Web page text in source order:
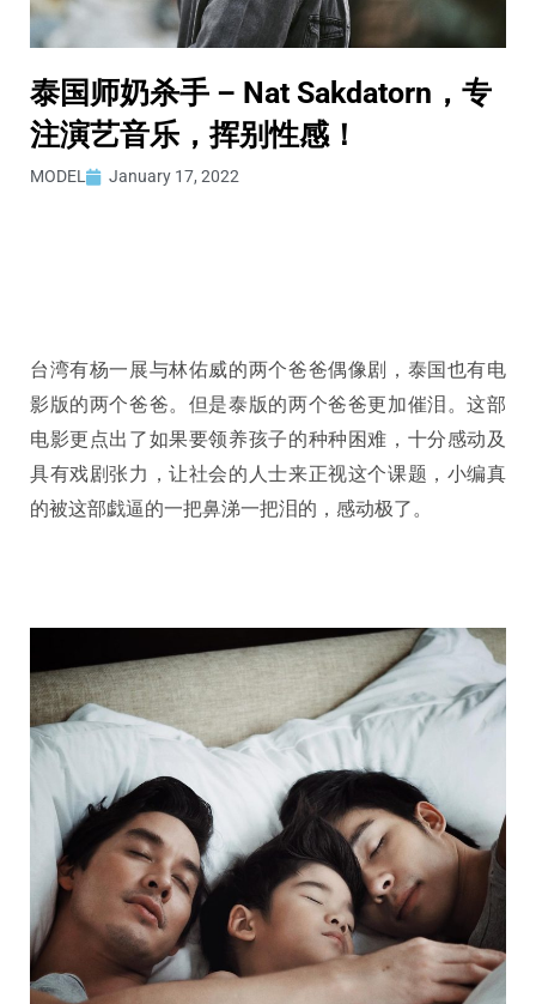
泰国师奶杀手 – Nat Sakdatorn，专
注演艺音乐，挥别性感！
MODEL January 17, 2022
台湾有杨一展与林佑威的两个爸爸偶像剧，泰国也有电
影版的两个爸爸。但是泰版的两个爸爸更加催泪。这部
电影更点出了如果要领养孩子的种种困难，十分感动及
具有戏剧张力，让社会的人士来正视这个课题，小编真
的被这部戯逼的一把鼻涕一把泪的，感动极了。